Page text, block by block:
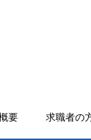
要 求職者の